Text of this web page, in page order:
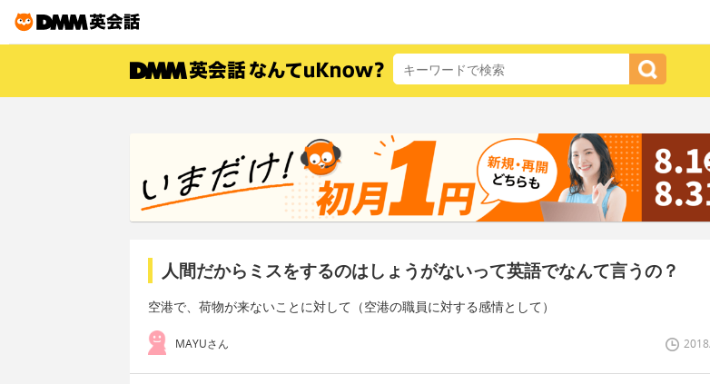
人間だからミスをするのはしょうがないって英語でなんて言うの？
空港で、荷物が来ないことに対して（空港の職員に対する感情として）
MAYUさん